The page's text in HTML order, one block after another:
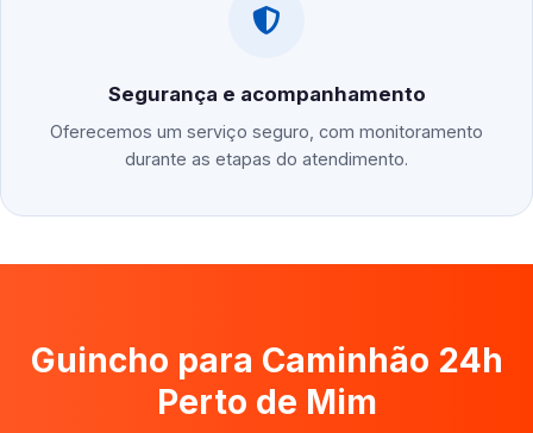
Segurança e acompanhamento
Oferecemos um serviço seguro, com monitoramento
durante as etapas do atendimento.
Guincho para Caminhão 24h
Perto de Mim